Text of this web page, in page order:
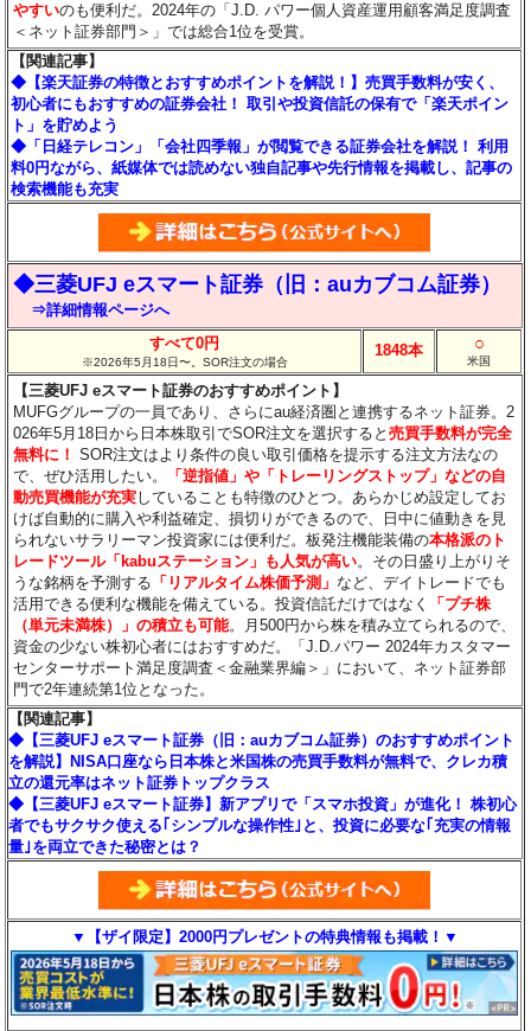
やすいのも便利だ。2024年の「J.D. パワー個人資産運用顧客満足度調査
＜ネット証券部門＞」では総合1位を受賞。
【関連記事】
◆【楽天証券の特徴とおすすめポイントを解説！】売買手数料が安く、
初心者にもおすすめの証券会社！ 取引や投資信託の保有で「楽天ポイン
ト」を貯めよう
◆「日経テレコン」「会社四季報」が閲覧できる証券会社を解説！ 利用
料0円ながら、紙媒体では読めない独自記事や先行情報を掲載し、記事の
検索機能も充実
◆三菱UFJ eスマート証券（旧：auカブコム証券）
⇒詳細情報ページへ
すべて0円
※2026年5月18日〜。SOR注文の場合
1848本 ○
米国
【三菱UFJ eスマート証券のおすすめポイント】
MUFGグループの一員であり、さらにau経済圏と連携するネット証券。2
026年5月18日から日本株取引でSOR注文を選択すると売買手数料が完全
無料に！ SOR注文はより条件の良い取引価格を提示する注文方法なの
で、ぜひ活用したい。
「逆指値」や「トレーリングストップ」などの自
動売買機能が充実していることも特徴のひとつ。あらかじめ設定してお
けば自動的に購入や利益確定、損切りができるので、日中に値動きを見
られないサラリーマン投資家には便利だ。板発注機能装備の本格派のト
レードツール「kabuステーション」も人気が高い。その日盛り上がりそ
うな銘柄を予測する 「リアルタイム株価予測」 など、デイトレードでも
活用できる便利な機能を備えている。投資信託だけではなく
「プチ株
（単元未満株）」の積立も可能。月500円から株を積み立てられるので、
資金の少ない株初心者にはおすすめだ。「J.D.パワー 2024年カスタマー
センターサポート満足度調査＜金融業界編＞」において、ネット証券部
門で2年連続第1位となった。
【関連記事】
◆【三菱UFJ eスマート証券（旧：auカブコム証券）のおすすめポイント
を解説】NISA口座なら日本株と米国株の売買手数料が無料で、クレカ積
立の還元率はネット証券トップクラス
◆【三菱UFJ eスマート証券】新アプリで「スマホ投資」が進化！ 株初心
者でもサクサク使える｢シンプルな操作性｣と、投資に必要な｢充実の情報
量｣を両立できた秘密とは？
▼【ザイ限定】2000円プレゼントの特典情報も掲載！▼